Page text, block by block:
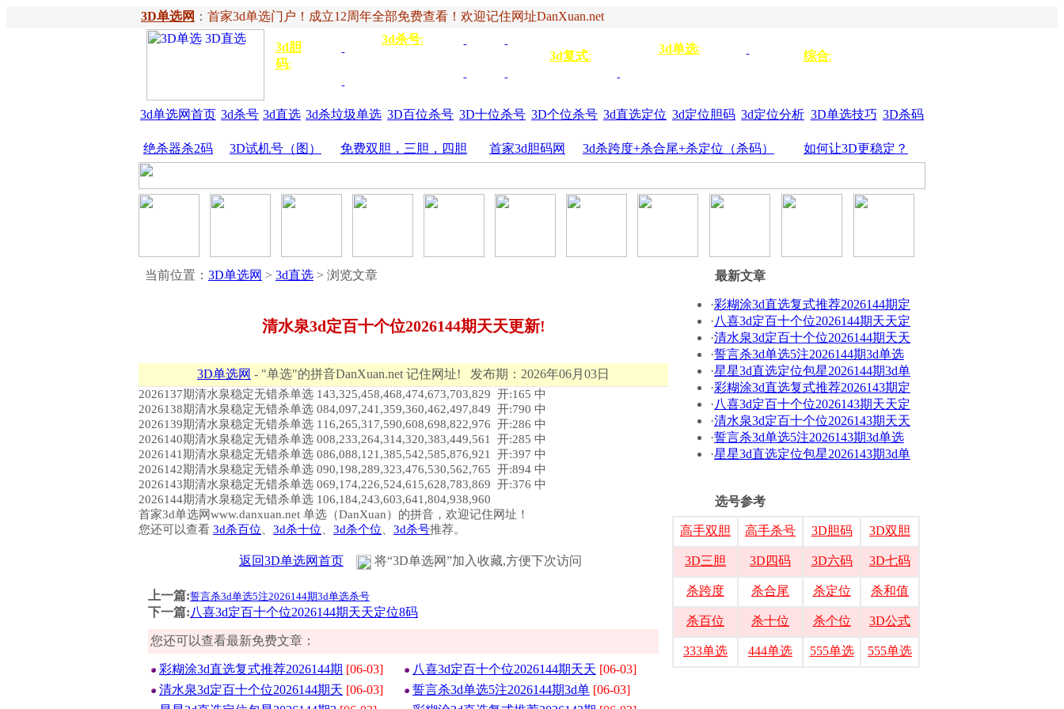
3D单选网 ： 首家3d单选门户！成立12周年全部免费查看！欢迎记住网址DanXuan.net
3d胆
码:
3d杀号:
3d复式:
3d单选:
综合:
3d单选网首页 3d杀号 3d直选 3d杀垃圾单选 3D百位杀号 3D十位杀号 3D个位杀号 3d直选定位 3d定位胆码 3d定位分析 3D单选技巧 3D杀码
绝杀器杀2码 3D试机号（图） 免费双胆，三胆，四胆 首家3d胆码网 3d杀跨度+杀合尾+杀定位（杀码） 如何让3D更稳定？
当前位置： 3D单选网 > 3d直选 > 浏览文章
清水泉3d定百十个位2026144期天天更新!
3D单选网 - "单选"的拼音DanXuan.net 记住网址! 发布期：2026年06月03日
2026137期清水泉稳定无错杀单选 143,325,458,468,474,673,703,829 开:165 中
2026138期清水泉稳定无错杀单选 084,097,241,359,360,462,497,849 开:790 中
2026139期清水泉稳定无错杀单选 116,265,317,590,608,698,822,976 开:286 中
2026140期清水泉稳定无错杀单选 008,233,264,314,320,383,449,561 开:285 中
2026141期清水泉稳定无错杀单选 086,088,121,385,542,585,876,921 开:397 中
2026142期清水泉稳定无错杀单选 090,198,289,323,476,530,562,765 开:894 中
2026143期清水泉稳定无错杀单选 069,174,226,524,615,628,783,869 开:376 中
2026144期清水泉稳定无错杀单选 106,184,243,603,641,804,938,960
首家3d单选网www.danxuan.net 单选（DanXuan）的拼音，欢迎记住网址！
您还可以查看 3d杀百位 3d杀十位 3d杀个位 3d杀号推荐。
返回3D单选网首页 将“3D单选网”加入收藏,方便下次访问
上一篇:誓言杀3d单选5注2026144期3d单选杀号
下一篇:八喜3d定百十个位2026144期天天定位8码
您还可以查看最新免费文章：
彩糊涂3d直选复式推荐2026144期 [06-03] 八喜3d定百十个位2026144期天天 [06-03]
清水泉3d定百十个位2026144期天 [06-03] 誓言杀3d单选5注2026144期3d单 [06-03]
最新文章
·彩糊涂3d直选复式推荐2026144期定
·八喜3d定百十个位2026144期天天定
·清水泉3d定百十个位2026144期天天
·誓言杀3d单选5注2026144期3d单选
·星星3d直选定位包星2026144期3d单
·彩糊涂3d直选复式推荐2026143期定
·八喜3d定百十个位2026143期天天定
·清水泉3d定百十个位2026143期天天
·誓言杀3d单选5注2026143期3d单选
·星星3d直选定位包星2026143期3d单
选号参考
高手双胆 高手杀号 3D胆码 3D双胆
3D三胆 3D四码 3D六码 3D七码
杀跨度 杀合尾 杀定位 杀和值
杀百位 杀十位 杀个位 3D公式
333单选 444单选 555单选 555单选